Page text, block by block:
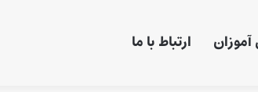
ارتباط با ما